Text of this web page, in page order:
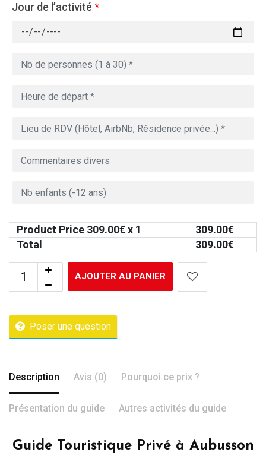
Jour de l’activité *
Product Price 309.00€ x 1 309.00€
Total
309.00€
AJOUTER AU PANIER
Poser une question
Description Avis (0) Pourquoi ce prix ?
Présentation du guide Autres activités du guide
Guide Touristique Privé à Aubusson